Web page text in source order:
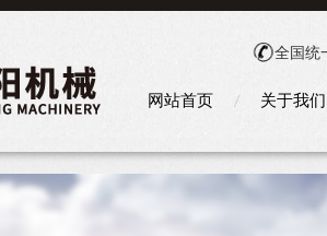
全国统
网站首页 关于我们